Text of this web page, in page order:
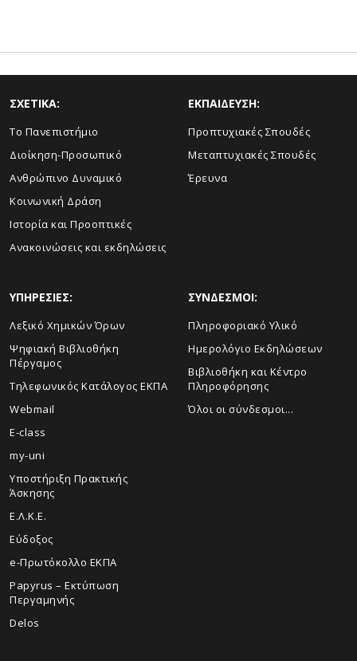
ΣΧΕΤΙΚΑ:
Το Πανεπιστήμιο
Διοίκηση-Προσωπικό
Ανθρώπινο Δυναμικό
Κοινωνική Δράση
Ιστορία και Προοπτικές
Ανακοινώσεις και εκδηλώσεις
ΕΚΠΑΙΔΕΥΣΗ:
Προπτυχιακές Σπουδές
Μεταπτυχιακές Σπουδές
Έρευνα
ΥΠΗΡΕΣΙΕΣ:
Λεξικό Χημικών Όρων
Ψηφιακή Βιβλιοθήκη
Πέργαμος
Τηλεφωνικός Κατάλογος ΕΚΠΑ
Webmail
E-class
my-uni
Υποστήριξη Πρακτικής
Άσκησης
Ε.Λ.Κ.Ε.
Εύδοξος
e-Πρωτόκολλο ΕΚΠΑ
Papyrus – Εκτύπωση
Περγαμηνής
Delos
ΣΥΝΔΕΣΜΟΙ:
Πληροφοριακό Υλικό
Ημερολόγιο Εκδηλώσεων
Βιβλιοθήκη και Κέντρο
Πληροφόρησης
Όλοι οι σύνδεσμοι...